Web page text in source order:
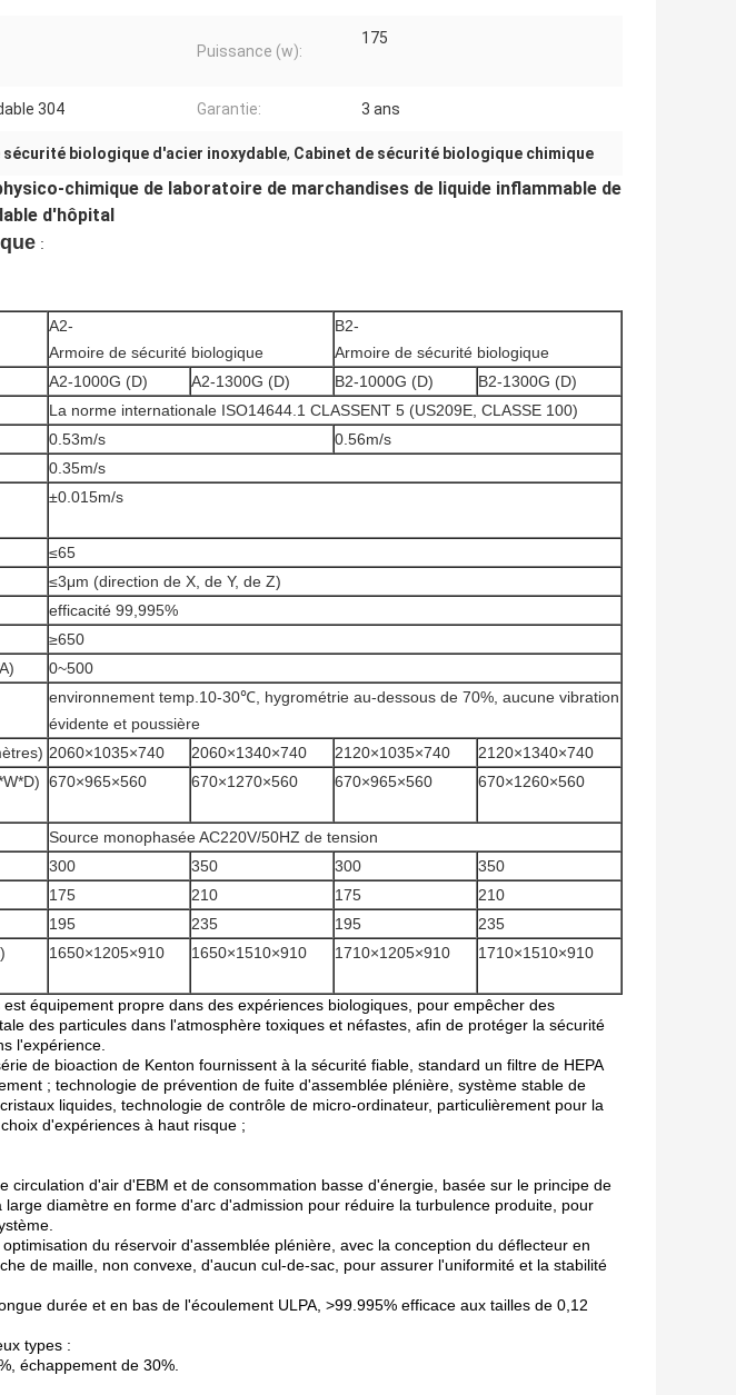
Puissance (w):
175
304 Garantie: 3 ans
sécurité biologique d'acier inoxydable, Cabinet de sécurité biologique chimique
chimique de laboratoire de marchandises de liquide inflammable de
d'hôpital
:
A2-
Armoire de sécurité biologique
B2-
Armoire de sécurité biologique
A2-1000G (D)
A2-1300G (D) B2-1000G (D)
B2-1300G (D)
La norme internationale ISO14644.1 CLASSENT 5 (US209E, CLASSE 100)
0.53m/s
0.56m/s
0.35m/s
±0.015m/s
≤65
≤3μm (direction de X, de Y, de Z)
efficacité 99,995%
≥650
0~500
environnement temp.10-30℃, hygrométrie au-dessous de 70%, aucune vibration
évidente et poussière
2060×1035×740 2060×1340×740 2120×1035×740
2120×1340×740
670×965×560 670×1270×560 670×965×560 670×1260×560
Source monophasée AC220V/50HZ de tension
300 350 300
350
175 210 175
210
195 235 195
235
1650×1205×910 1650×1510×910 1710×1205×910 1710×1510×910
équipement propre dans des expériences biologiques, pour empêcher des
des particules dans l'atmosphère toxiques et néfastes, afin de protéger la sécurité
l'expérience.
de bioaction de Kenton fournissent à la sécurité fiable, standard un filtre de HEPA
; technologie de prévention de fuite d'assemblée plénière, système stable de
liquides, technologie de contrôle de micro-ordinateur, particulièrement pour la
d'expériences à haut risque ;
circulation d'air d'EBM et de consommation basse d'énergie, basée sur le principe de
large diamètre en forme d'arc d'admission pour réduire la turbulence produite, pour
du réservoir d'assemblée plénière, avec la conception du déflecteur en
de maille, non convexe, d'aucun cul-de-sac, pour assurer l'uniformité et la stabilité
durée et en bas de l'écoulement ULPA, >99.995% efficace aux tailles de 0,12
types :
échappement de 30%.